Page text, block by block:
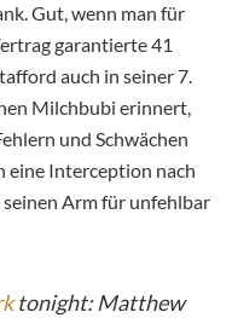
Gut, wenn man für
garantierte 41
auch in seiner 7.
Milchbubi erinnert,
und Schwächen
eine Interception nach
Arm für unfehlbar
tonight: Matthew